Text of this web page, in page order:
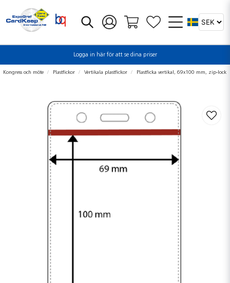
Logga in här för att se dina priser
Kongress och möte Plastfickor Vertikala plastfickor Plastficka vertikal, 69x100 mm, zip-lock